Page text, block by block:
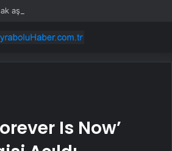
Is Now’